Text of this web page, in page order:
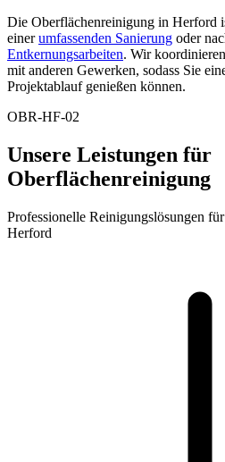
Die Oberflächenreinigung in Herford
einerumfassenden Sanierung oder
Entkernungsarbeiten. Wir
mit anderen Gewerken, sodass Sie
Projektablauf genießen können.
OBR-HF-02
Unsere Leistungen für
Oberflächenreinigung
Professionelle Reinigungslösungen
Herford